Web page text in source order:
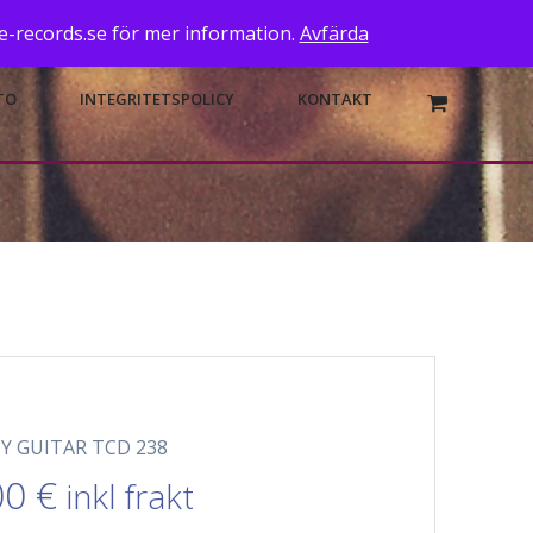
records.se för mer information. Avfärda
INTEGRITETSPOLICY KONTAKT
GUITAR TCD 238
€ inkl frakt